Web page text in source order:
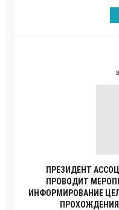
ПРЕЗИДЕНТ
ПРОВОДИТ
ИНФОРМИРОВАНИЕ